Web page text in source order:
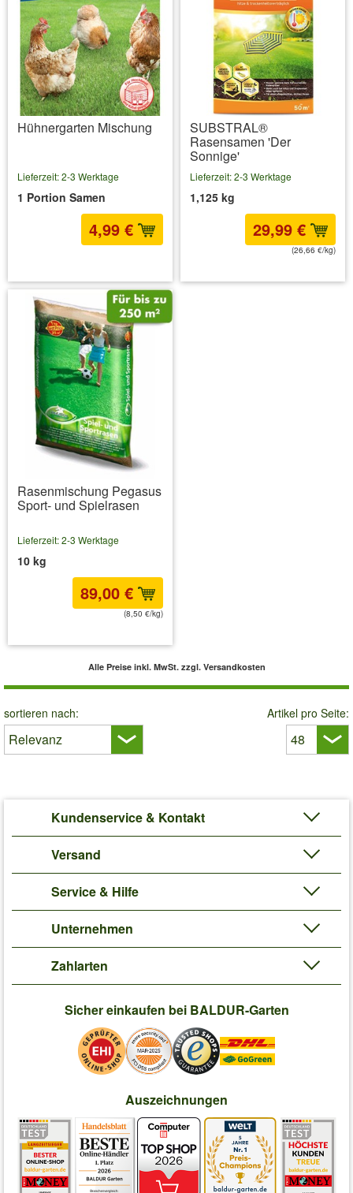
Hühnergarten Mischung
Lieferzeit: 2-3 Werktage
1 Portion Samen
4,99 €
SUBSTRAL®
Rasensamen 'Der
Sonnige'
Lieferzeit: 2-3 Werktage
1,125 kg
29,99 €
(26,66 €/kg)
Rasenmischung Pegasus
Sport- und Spielrasen
Lieferzeit: 2-3 Werktage
10 kg
89,00 €
(8,50 €/kg)
Alle Preise inkl. MwSt. zzgl. Versandkosten
sortieren nach: Artikel pro Seite:
Kundenservice & Kontakt
Versand
Service & Hilfe
Unternehmen
Zahlarten
Sicher einkaufen bei BALDUR-Garten
Auszeichnungen